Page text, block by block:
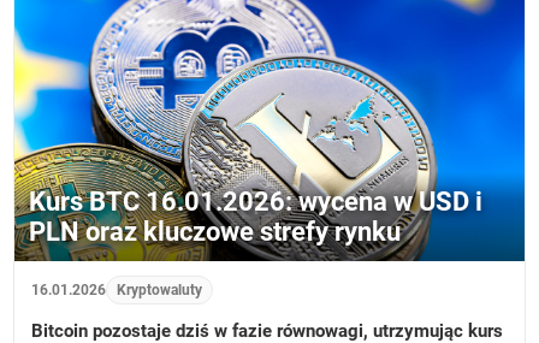
Kurs BTC 16.01.2026: wycena w USD i
PLN oraz kluczowe strefy rynku
16.01.2026 Kryptowaluty
Bitcoin pozostaje dziś w fazie równowagi, utrzymując kurs